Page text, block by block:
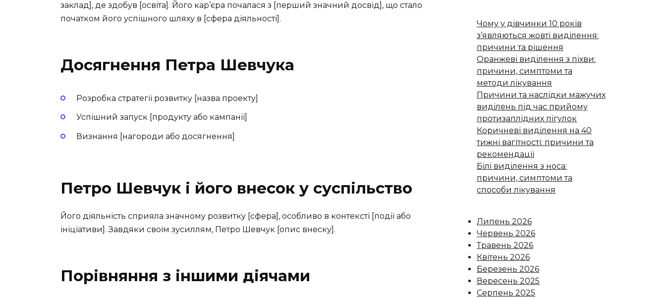
заклад], де здобув [освіта]. Його кар’єра почалася з [перший значний досвід], що стало
початком його успішного шляху в [сфера діяльності].
Досягнення Петра Шевчука
Розробка стратегії розвитку [назва проекту]
Успішний запуск [продукту або кампанії]
Визнання [нагороди або досягнення]
Петро Шевчук і його внесок у суспільство
Його діяльність сприяла значному розвитку [сфера], особливо в контексті [події або
ініціативи]. Завдяки своїм зусиллям, Петро Шевчук [опис внеску].
Порівняння з іншими діячами
Чому у дівчинки 10 років
з’являються жовті виділення:
причини та рішення
Оранжеві виділення з піхви:
причини, симптоми та
методи лікування
Причини та наслідки мажучих
виділень під час прийому
протизаплідних пігулок
Коричневі виділення на 40
тижні вагітності: причини та
рекомендації
Білі виділення з носа:
причини, симптоми та
способи лікування
Липень 2026
Червень 2026
Травень 2026
Квітень 2026
Березень 2026
Вересень 2025
Серпень 2025